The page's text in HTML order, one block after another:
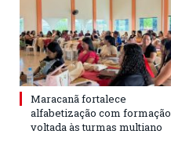
Maracanã fortalece
alfabetização com formação
voltada às turmas multiano